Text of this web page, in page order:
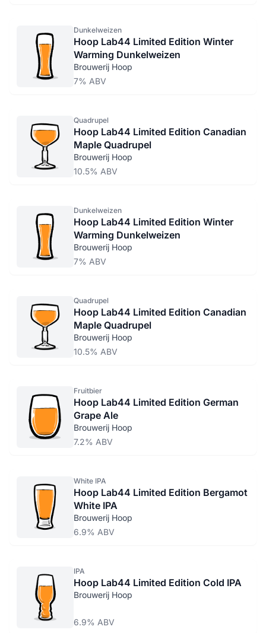
Dunkelweizen
Hoop Lab44 Limited Edition Winter
Warming Dunkelweizen
Brouwerij Hoop
7% ABV
Quadrupel
Hoop Lab44 Limited Edition Canadian
Maple Quadrupel
Brouwerij Hoop
10.5% ABV
Dunkelweizen
Hoop Lab44 Limited Edition Winter
Warming Dunkelweizen
Brouwerij Hoop
7% ABV
Quadrupel
Hoop Lab44 Limited Edition Canadian
Maple Quadrupel
Brouwerij Hoop
10.5% ABV
Fruitbier
Hoop Lab44 Limited Edition German
Grape Ale
Brouwerij Hoop
7.2% ABV
White IPA
Hoop Lab44 Limited Edition Bergamot
White IPA
Brouwerij Hoop
6.9% ABV
IPA
Hoop Lab44 Limited Edition Cold IPA
Brouwerij Hoop
6.9% ABV